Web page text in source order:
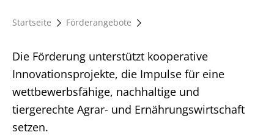
Startseite Förderangebote
Die Förderung unterstützt kooperative
Innovationsprojekte, die Impulse für eine
wettbewerbsfähige, nachhaltige und
tiergerechte Agrar- und Ernährungswirtschaft
setzen.